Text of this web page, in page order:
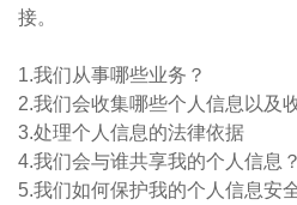
接。​
1.我们从事哪些业务？
2.我们会收集哪些个人信息以及
3.处理个人信息的法律依据
4.我们会与谁共享我的个人信息？
5.我们如何保护我的个人信息安